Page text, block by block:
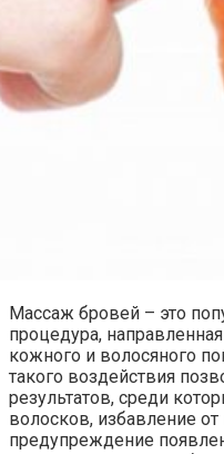
Массаж бровей – это
процедура,
кожного и волосяного
такого воздействия
результатов, среди
волосков, избавление
предупреждение